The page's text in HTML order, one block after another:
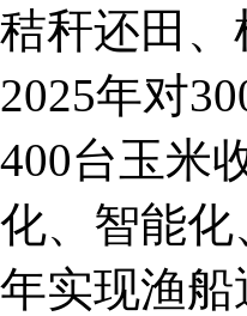
秸秆还田
2025年对
400台玉米
化、智能
年实现渔